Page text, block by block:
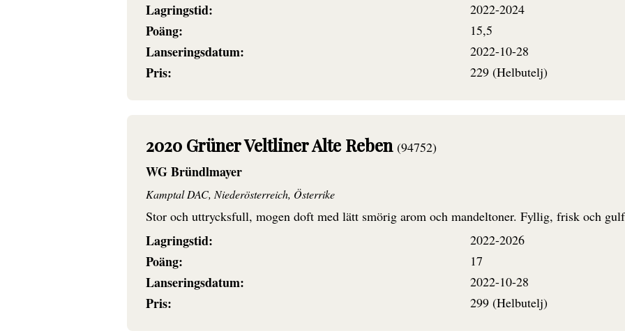
Lagringstid: 2022-2024
Poäng: 15,5
Lanseringsdatum: 2022-10-28
Pris: 229 (Helbutelj)
2020 Grüner Veltliner Alte Reben (94752)
WG Bründlmayer
Kamptal DAC, Niederösterreich, Österrike
Stor och uttrycksfull, mogen doft med lätt smörig arom och mandeltoner. Fyllig, frisk och
Lagringstid: 2022-2026
Poäng: 17
Lanseringsdatum: 2022-10-28
Pris: 299 (Helbutelj)